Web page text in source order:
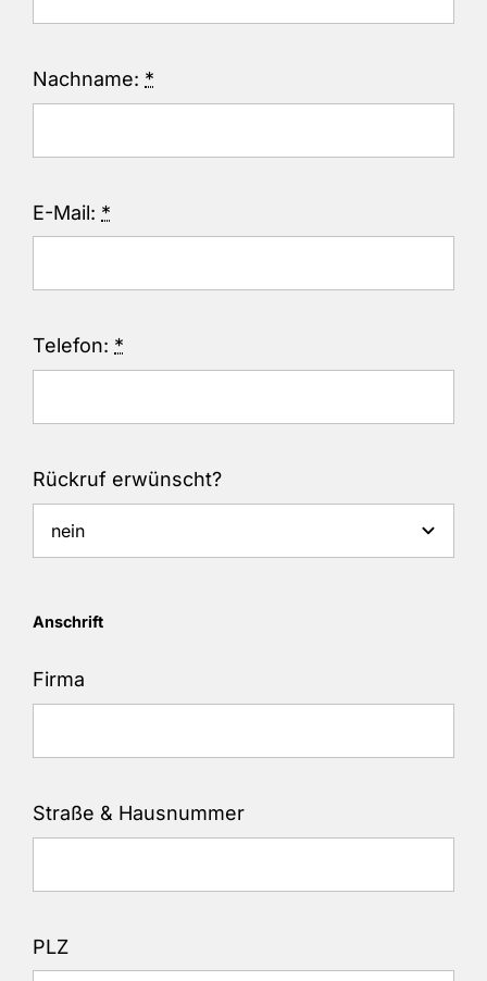
Nachname: *
E-Mail: *
Telefon: *
Rückruf erwünscht?
Anschrift
Firma
Straße & Hausnummer
PLZ